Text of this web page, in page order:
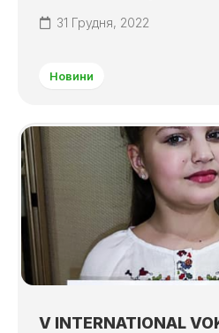
31 Грудня, 2022
Новини
V INTERNATIONAL